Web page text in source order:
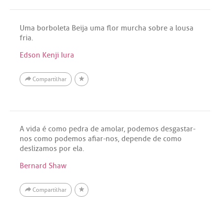
Uma borboleta Beija uma flor murcha sobre a lousa
fria.
Edson Kenji Iura
Compartilhar
A vida é como pedra de amolar, podemos desgastar-
nos como podemos afiar-nos, depende de como
deslizamos por ela.
Bernard Shaw
Compartilhar